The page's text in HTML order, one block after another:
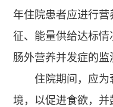
年住院患者应进行
征、能量供给达标
肠外营养并发症的
住院期间，应
境，以促进食欲，